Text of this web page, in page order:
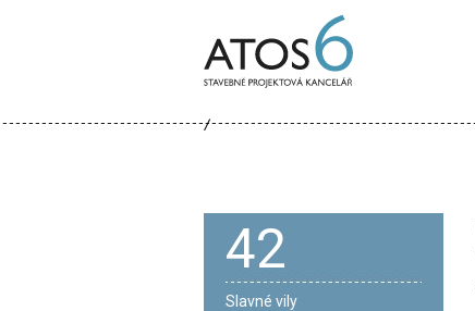
6
42
Slavné vily